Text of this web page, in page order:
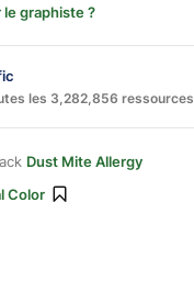
graphiste ?
les 3,282,856 ressources
Dust Mite Allergy
Color